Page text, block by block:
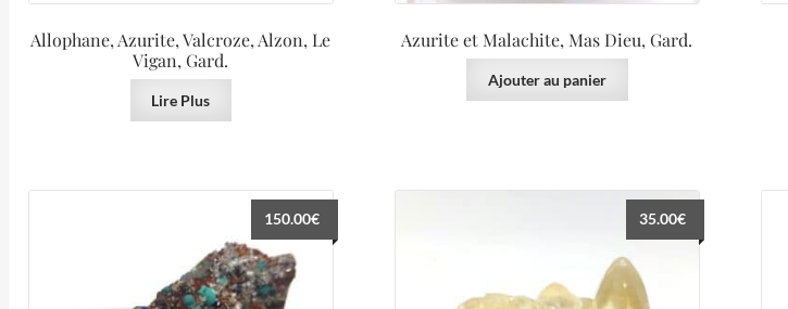
Allophane, Azurite, Valcroze, Alzon, Le
Vigan, Gard.
Lire Plus
Azurite et Malachite, Mas Dieu, Gard.
Ajouter au panier
150.00€ 35.00€